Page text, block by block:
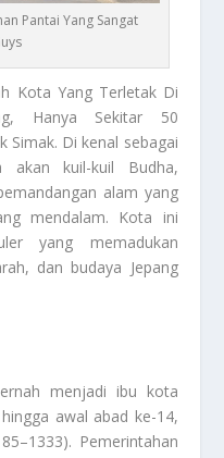
Pantai Yang Sangat
Kota Yang Terletak Di
Hanya Sekitar 50
Simak. Di kenal sebagai
akan kuil-kuil Budha,
alam yang
mendalam. Kota ini
yang memadukan
dan budaya Jepang
menjadi ibu kota
awal abad ke-14,
Pemerintahan